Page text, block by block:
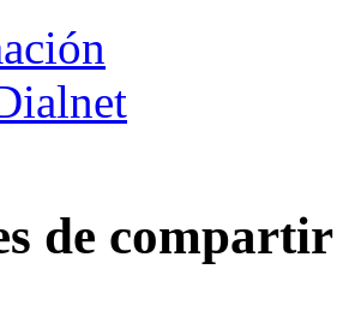
de compartir